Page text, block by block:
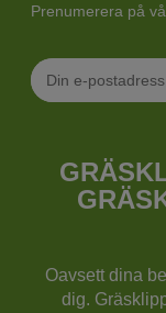
Prenumerera på
Oavsett dina
dig.